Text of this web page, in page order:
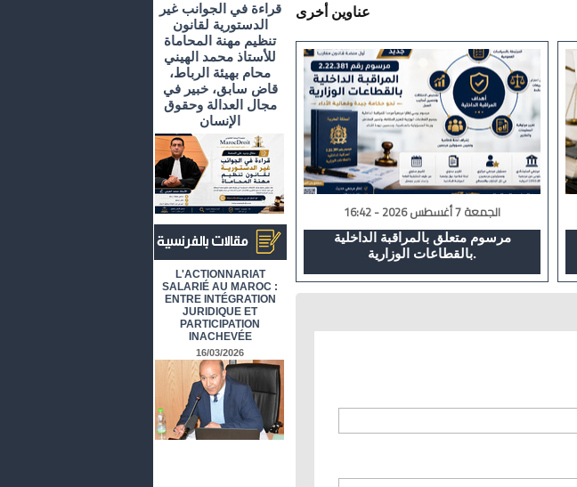
قراءة في الجوانب غير
الدستورية لقانون
تنظيم مهنة المحاماة
للأستاذ محمد الهيني
محام بهيئة الرباط،
قاض سابق، خبير في
مجال العدالة وحقوق
الإنسان
L'ACTIONNARIAT
SALARIÉ AU MAROC :
ENTRE INTÉGRATION
JURIDIQUE ET
PARTICIPATION
INACHEVÉE
16/03/2026
عناوين أخرى
الجمعة 7 أغسطس 2026 - 16:42
مرسوم متعلق بالمراقبة الداخلية
بالقطاعات الوزارية.